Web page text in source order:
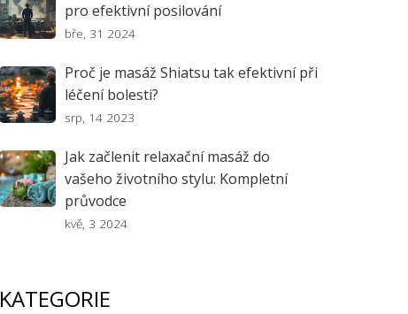
pro efektivní posilování
bře, 31 2024
Proč je masáž Shiatsu tak efektivní při
léčení bolesti?
srp, 14 2023
Jak začlenit relaxační masáž do
vašeho životního stylu: Kompletní
průvodce
kvě, 3 2024
KATEGORIE